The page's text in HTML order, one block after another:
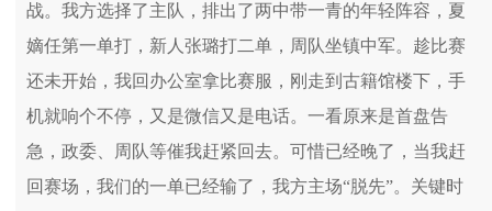
战。我方选择了主队，排出了两中带一青的年轻阵容，夏
嫡任第一单打，新人张璐打二单，周队坐镇中军。趁比赛
还未开始，我回办公室拿比赛服，刚走到古籍馆楼下，手
机就响个不停，又是微信又是电话。一看原来是首盘告
急，政委、周队等催我赶紧回去。可惜已经晚了，当我赶
回赛场，我们的一单已经输了，我方主场“脱先”。关键时